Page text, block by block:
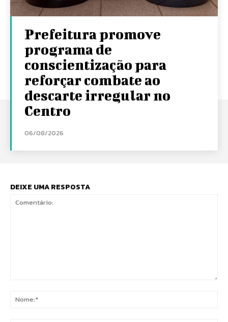
Prefeitura promove
programa de
conscientização para
reforçar combate ao
descarte irregular no
Centro
06/08/2026
DEIXE UMA RESPOSTA